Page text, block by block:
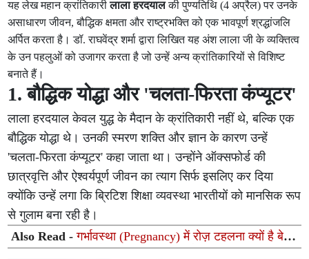
यह लेख महान क्रांतिकारीलाला हरदयालकी पुण्यतिथि (4 अप्रैल) पर उनके
असाधारण जीवन, बौद्धिक क्षमता और राष्ट्रभक्ति को एक भावपूर्ण श्रद्धांजलि
अर्पित करता है। डॉ. राघवेंद्र शर्मा द्वारा लिखित यह अंश लाला जी के व्यक्तित्व
के उन पहलुओं को उजागर करता है जो उन्हें अन्य क्रांतिकारियों से विशिष्ट
बनाते हैं।
1. बौद्धिक योद्धा और 'चलता-फिरता कंप्यूटर'
लाला हरदयाल केवल युद्ध के मैदान के क्रांतिकारी नहीं थे, बल्कि एक
बौद्धिक योद्धा थे। उनकी स्मरण शक्ति और ज्ञान के कारण उन्हें
'चलता-फिरता कंप्यूटर' कहा जाता था। उन्होंने ऑक्सफोर्ड की
छात्रवृत्ति और ऐश्वर्यपूर्ण जीवन का त्याग सिर्फ इसलिए कर दिया
क्योंकि उन्हें लगा कि ब्रिटिश शिक्षा व्यवस्था भारतीयों को मानसिक रूप
से गुलाम बना रही है।
Also Read -गर्भावस्था (Pregnancy) में रोज़ टहलना क्यों है बेहद
ज़रूरी? जानें वॉकिंग के 5 शानदार फायदे और सावधानियां